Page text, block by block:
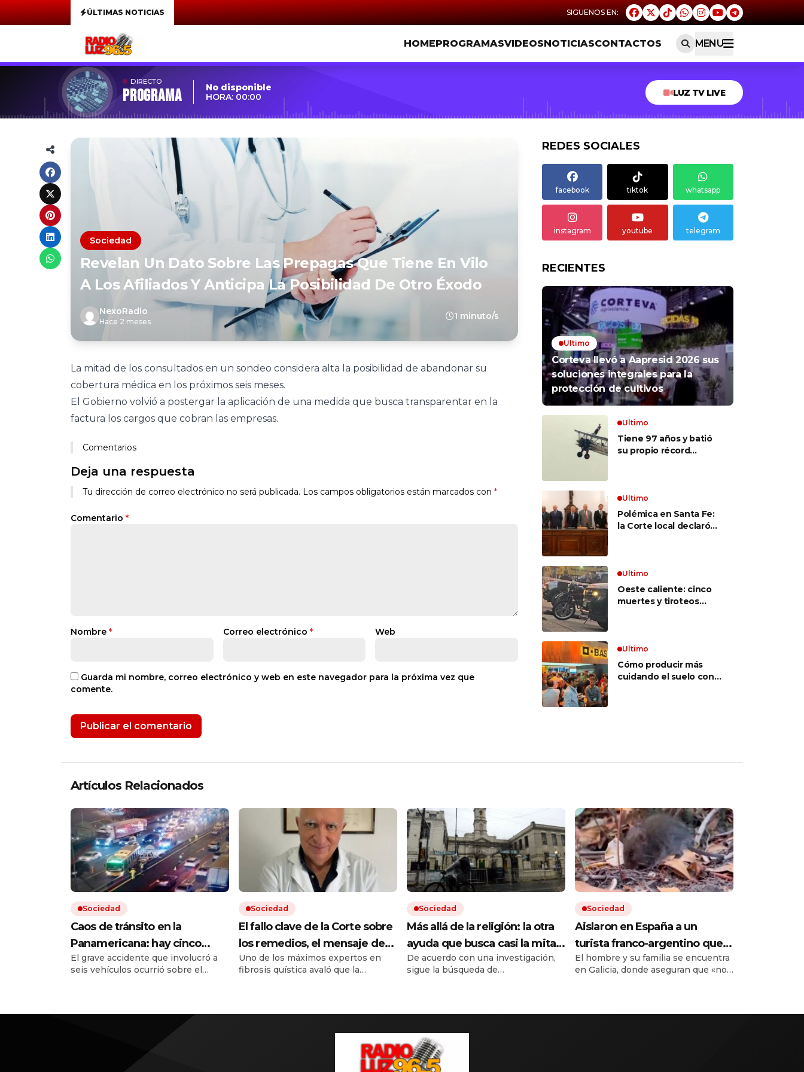
ÚLTIMAS NOTICIAS
HOMEPROGRAMASVIDEOSNOTICIASCONTACTOS MENU
DIRECTO
Programa
No disponible
HORA: 00:00
LUZ TV LIVE
Sociedad
Revelan Un Dato Sobre Las Prepagas Que Tiene En Vilo
A Los Afiliados Y Anticipa La Posibilidad De Otro Éxodo
NexoRadio
Hace 2 meses
1 minuto/s
La mitad de los consultados en un sondeo considera alta la posibilidad de abandonar su
cobertura médica en los próximos seis meses.
El Gobierno volvió a postergar la aplicación de una medida que busca transparentar en la
factura los cargos que cobran las empresas.
Comentarios
Deja una respuesta
Tu dirección de correo electrónico no será publicada. Los campos obligatorios están marcados con *
Comentario *
Nombre * Correo electrónico * Web
Guarda mi nombre, correo electrónico y web en este navegador para la próxima vez que
comente.
REDES SOCIALES
facebook tiktok whatsapp
instagram youtube telegram
RECIENTES
Ultimo
Corteva llevó a Aapresid 2026 sus
soluciones integrales para la
protección de cultivos
Ultimo
Tiene 97 años y batió
su propio récord
sobre las alas de un
avión en movimiento:
«Las palabras ‘no
Ultimo
Polémica en Santa Fe:
la Corte local declaró
haberes de $ 18
millones
Ultimo
Oeste caliente: cinco
muertes y tiroteos
Ultimo
Cómo producir más
cuidando el suelo con
Artículos Relacionados
Sociedad
Caos de tránsito en la
Panamericana: hay cinco
heridos por un choque
múltiple
El grave accidente que involucró a
seis vehículos ocurrió sobre el
cortados y fuertes demoras para
Sociedad
El fallo clave de la Corte sobre
los remedios, el mensaje de
un referente médico y otro
posible conflicto en puerta
Uno de los máximos expertos en
fibrosis quística avaló que la
surgieron dudas entre pacientes y
terapia que ya usan en EE.UU. y
Sociedad
Más allá de la religión: la otra
ayuda que busca casi la mitad
de las personas que acuden a
iglesias y templos
De acuerdo con una investigación,
sigue la búsqueda de
Sociedad
Aislaron en España a un
turista franco-argentino que
dio positivo al hantavirus en
Francia: no tiene síntomas y le
El hombre y su familia se encuentra
en Galicia, donde aseguran que «no
en el crucero que tuvo un brote.